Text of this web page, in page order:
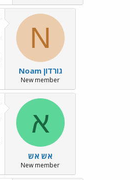
N
Noam גורדון
New member
א
אש אש
New member